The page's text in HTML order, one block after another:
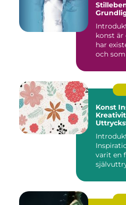
Introduktion
konst
har
och
Konst
Inspiration Konst
varit en